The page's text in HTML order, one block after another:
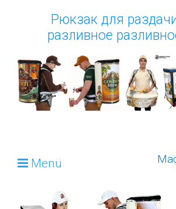
Рюкзак для
разливное
Menü